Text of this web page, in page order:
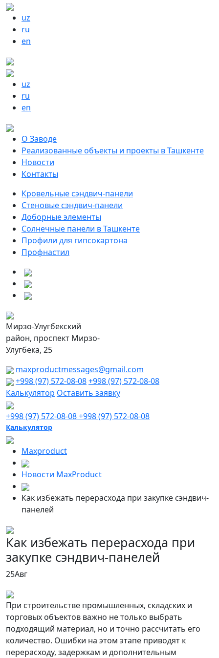
uz
ru
en
uz
ru
en
О Заводе
Реализованные объекты и проекты в Ташкенте
Новости
Контакты
Кровельные сэндвич-панели
Стеновые сэндвич-панели
Доборные элементы
Солнечные панели в Ташкенте
Профили для гипсокартона
Профнастил
Мирзо-Улугбекский
район, проспект Мирзо-
Улугбека, 25
maxproductmessages@gmail.com
+998 (97) 572-08-08+998 (97) 572-08-08
Калькулятор Оставить заявку
+998 (97) 572-08-08+998 (97) 572-08-08
Калькулятор
Maxproduct
Новости MaxProduct
Как избежать перерасхода при закупке сэндвич-
панелей
Как избежать перерасхода при
закупке сэндвич-панелей
25Авг
При строительстве промышленных, складских и
торговых объектов важно не только выбрать
подходящий материал, но и точно рассчитать его
количество. Ошибки на этом этапе приводят к
перерасходу, задержкам и дополнительным